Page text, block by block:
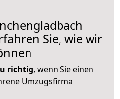
Sie, wie wir
richtig, wenn Sie einen
Umzugsfirma